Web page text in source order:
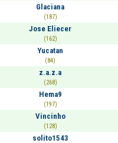
Glaciana
(187)
Jose Eliecer
(162)
Yucatan
(84)
z.a.z.a
(268)
Hema9
(197)
Vincinho
(128)
solito1543